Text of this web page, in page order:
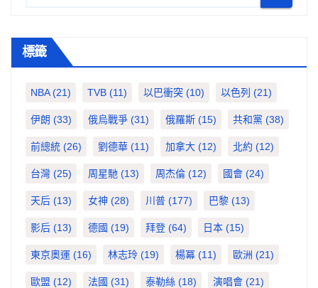
標籤
NBA(21) TVB (11) 以巴衝突 (10) 以色列 (21)
伊朗 (33) 俄烏戰爭 (31) 俄羅斯 (15) 共和黨 (38)
前總統 (26) 劉德華 (11) 加拿大 (12) 北約 (12)
台灣 (25) 周星馳 (13) 周杰倫 (12) 國會 (24)
天后 (13) 女神 (28) 川普 (177) 巴黎 (13)
影后 (13) 德國 (19) 拜登 (64) 日本 (15)
東京奧運 (16) 林志玲 (19) 楊冪 (11) 歐洲 (21)
歐盟 (12) 法國 (31) 泰勒絲 (18) 演唱會 (21)